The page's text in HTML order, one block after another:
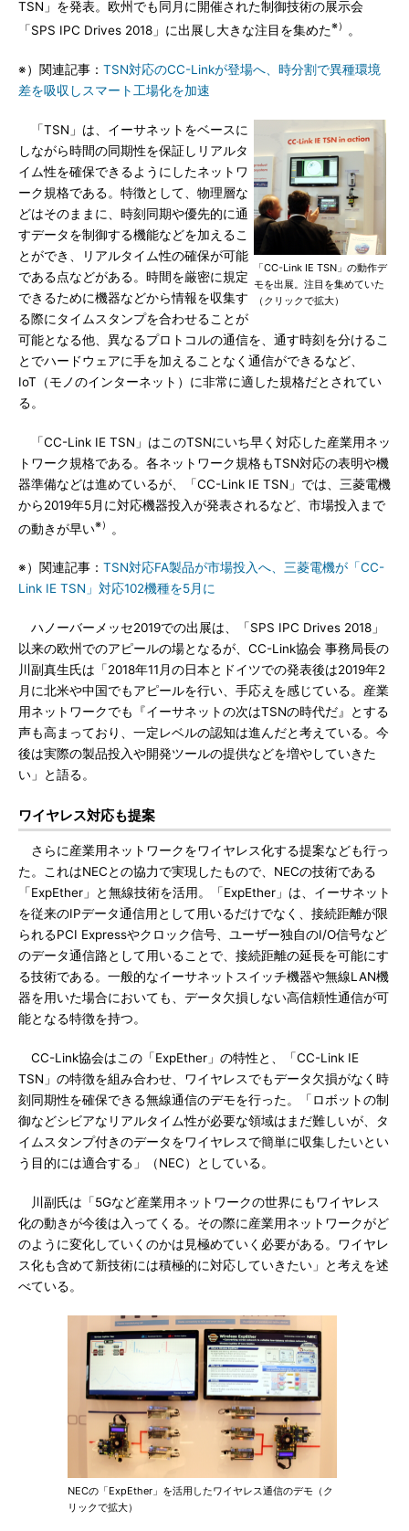
TSN」を発表。欧州でも同月に開催された制御技術の展示会
「SPS IPC Drives 2018」に出展し大きな注目を集めた※） 。
※）関連記事： TSN対応のCC-Linkが登場へ、時分割で異種環境
差を吸収しスマート工場化を加速
「CC-Link IE TSN」の動作デ
モを出展。注目を集めていた
（クリックで拡大）
「TSN」は、イーサネットをベースに
しながら時間の同期性を保証しリアルタ
イム性を確保できるようにしたネットワ
ーク規格である。特徴として、物理層な
どはそのままに、時刻同期や優先的に通
すデータを制御する機能などを加えるこ
とができ、リアルタイム性の確保が可能
である点などがある。時間を厳密に規定
できるために機器などから情報を収集す
る際にタイムスタンプを合わせることが
可能となる他、異なるプロトコルの通信を、通す時刻を分けるこ
とでハードウェアに手を加えることなく通信ができるなど、
IoT（モノのインターネット）に非常に適した規格だとされてい
る。
「CC-Link IE TSN」はこのTSNにいち早く対応した産業用ネッ
トワーク規格である。各ネットワーク規格もTSN対応の表明や機
器準備などは進めているが、「CC-Link IE TSN」では、三菱電機
から2019年5月に対応機器投入が発表されるなど、市場投入まで
の動きが早い※）
※）関連記事： TSN対応FA製品が市場投入へ、三菱電機が「CC-
Link IE TSN」対応102機種を5月に
ハノーバーメッセ2019での出展は、「SPS IPC Drives 2018」
以来の欧州でのアピールの場となるが、CC-Link協会 事務局長の
川副真生氏は「2018年11月の日本とドイツでの発表後は2019年2
月に北米や中国でもアピールを行い、手応えを感じている。産業
用ネットワークでも『イーサネットの次はTSNの時代だ』とする
声も高まっており、一定レベルの認知は進んだと考えている。今
後は実際の製品投入や開発ツールの提供などを増やしていきた
い」と語る。
ワイヤレス対応も提案
さらに産業用ネットワークをワイヤレス化する提案なども行っ
た。これはNECとの協力で実現したもので、NECの技術である
「ExpEther」と無線技術を活用。「ExpEther」は、イーサネット
を従来のIPデータ通信用として用いるだけでなく、接続距離が限
られるPCI Expressやクロック信号、ユーザー独自のI/O信号など
のデータ通信路として用いることで、接続距離の延長を可能にす
る技術である。一般的なイーサネットスイッチ機器や無線LAN機
器を用いた場合においても、データ欠損しない高信頼性通信が可
能となる特徴を持つ。
CC-Link協会はこの「ExpEther」の特性と、「CC-Link IE
TSN」の特徴を組み合わせ、ワイヤレスでもデータ欠損がなく時
刻同期性を確保できる無線通信のデモを行った。「ロボットの制
御などシビアなリアルタイム性が必要な領域はまだ難しいが、タ
イムスタンプ付きのデータをワイヤレスで簡単に収集したいとい
う目的には適合する」（NEC）としている。
川副氏は「5Gなど産業用ネットワークの世界にもワイヤレス
化の動きが今後は入ってくる。その際に産業用ネットワークがど
のように変化していくのかは見極めていく必要がある。ワイヤレ
ス化も含めて新技術には積極的に対応していきたい」と考えを述
べている。
NECの「ExpEther」を活用したワイヤレス通信のデモ（ク
リックで拡大）